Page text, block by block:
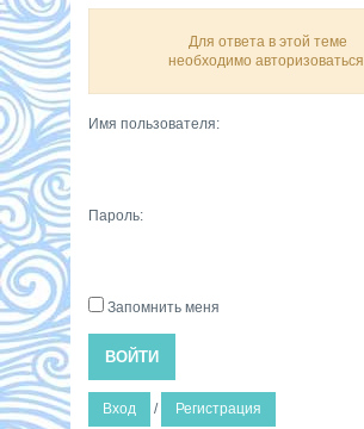
Для ответа в этой теме
необходимо авторизоваться.
Имя пользователя:
Пароль:
Запомнить меня
ВОЙТИ
Вход / Регистрация